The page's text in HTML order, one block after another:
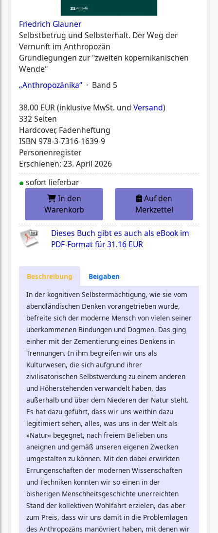
Friedrich Glauner
Selbstbetrug und Selbsterhalt. Der Weg der
Vernunft im Anthropozän
Grundlegungen zur "zweiten kopernikanischen
Wende"
„Anthropozänika“ · Band 5
38.00 EUR (inklusive MwSt. und Versand)
332 Seiten
Hardcover, Fadenheftung
ISBN 978-3-7316-1639-9
Personenregister
Erschienen: 23. April 2026
sofort lieferbar
In den
Warenkorb
Auf den
Merkzettel
Dieses Buch gibt es auch als eBook im
PDF-Format für31.16 EUR
Beschreibung
Beigaben
In der kognitiven Selbstermächtigung, wie sie vom
abendländischen Denken vorangetrieben wurde,
befreite sich der moderne Mensch von vielen seiner
überkommenen Bindungen und Dogmen. Das ging
einher mit der Zementierung eines Denkens in
Trennungen. In ihm begreifen wir uns als
Kulturwesen, die sich aufgrund ihrer
zivilisatorischen Selbstwerdung zu einem anderen
und Höherstehenden verwandelt haben, das
außerhalb und über dem Niederen der Natur steht.
Es hat dazu geführt, dass wir uns weithin dazu
legitimiert sehen, alles, was uns in der Welt als
»Natur« begegnet, nach freiem Belieben uns
aneignen und gemäß unseren eigenen Zwecken
umgestalten zu können. Mit den dabei erwirkten
Errungenschaften der modernen Wissenschaften
und Techniken konnten wir so einen in der
bisherigen Menschheitsgeschichte unerreichten
Stand der kollektiven Wohlfahrt erzielen, das aber
zum Preis, dass wir uns damit in die Problemlagen
des Anthropozäns manövriert haben, mit denen wir